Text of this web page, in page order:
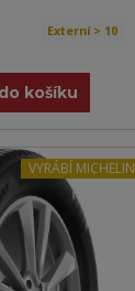
Externí > 10
košíku
VYRÁBÍ MICHELIN